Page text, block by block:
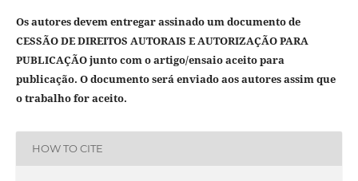
Os autores devem entregar assinado um documento de
CESSÃO DE DIREITOS AUTORAIS E AUTORIZAÇÃO PARA
PUBLICAÇÃO junto com o artigo/ensaio aceito para
publicação. O documento será enviado aos autores assim que
o trabalho for aceito.
HOW TO CITE